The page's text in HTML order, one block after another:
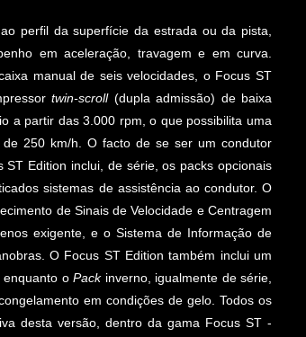
perfil da superfície da estrada ou da pista,
em aceleração, travagem e em curva.
manual de seis velocidades, o Focus ST
twin-scroll (dupla admissão) de baixa
a partir das 3.000 rpm, o que possibilita uma
250 km/h. O facto de se ser um condutor
Edition inclui, de série, os packs opcionais
sistemas de assistência ao condutor. O
de Sinais de Velocidade e Centragem
exigente, e o Sistema de Informação de
O Focus ST Edition também inclui um
enquanto oPackinverno, igualmente de série,
em condições de gelo. Todos os
desta versão, dentro da gama Focus ST -